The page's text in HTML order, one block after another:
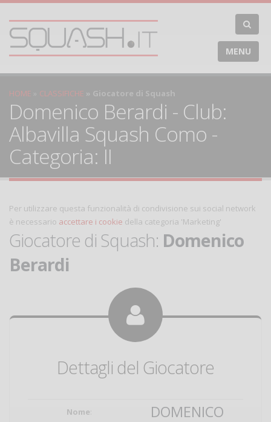
MENU
HOME CLASSIFICHE Giocatore di Squash
Domenico Berardi - Club:
Albavilla Squash Como -
Categoria: II
Per utilizzare questa funzionalità di condivisione sui social network
è necessario accettare i cookie della categoria 'Marketing'
Giocatore di Squash: Domenico
Berardi
Dettagli del Giocatore
Nome: DOMENICO